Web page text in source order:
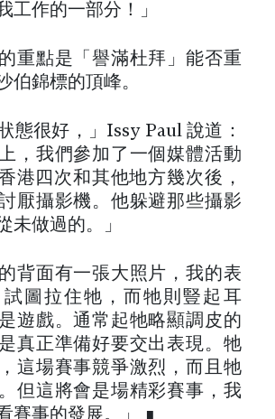
工作的一部分！」
重點是「譽滿杜拜」能否重
伯錦標的頂峰。
態很好，」Issy Paul 說道：
，我們參加了一個媒體活動
四次和其他地方幾次後，
厭攝影機。他躲避那些攝影
未做過的。」
背面有一張大照片，我的表
圖拉住牠，而牠則豎起耳
遊戲。通常起牠略顯調皮的
真正準備好要交出表現。牠
這場賽事競爭激烈，而且牠
但這將會是場精彩賽事，我
賽事的發展。」 ∎